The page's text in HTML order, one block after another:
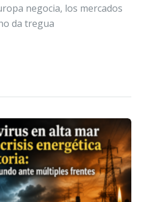
negocia, los mercados
da tregua